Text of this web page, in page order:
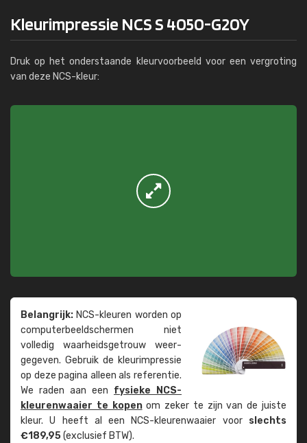
Kleurimpressie NCS S 4050-G20Y
Druk op het onderstaande kleurvoorbeeld voor een vergroting
van deze NCS-kleur:
Belangrijk: NCS-kleuren worden op
computer­beeld­schermen niet
volledig waarheids­­getrouw weer­
gegeven. Gebruik de kleur­impressie
op deze pagina alleen als referentie.
We raden aan een fysieke NCS-
kleuren­waaier te kopenom zeker te zijn van de juiste
kleur. U heeft al een NCS-kleuren­waaier voor slechts
€189,95(exclusief BTW).